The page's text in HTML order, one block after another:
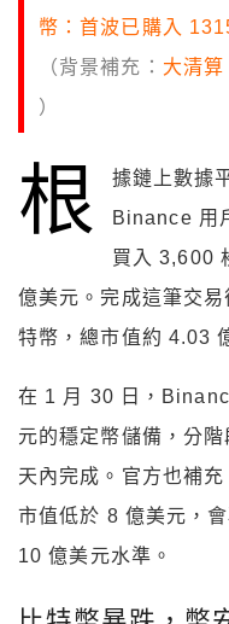
幣：首波已購入
（背景補充： 大清
）
根 據鏈上數據
Binance 用
買入 3,600
億美元。完成這筆交
特幣，總市值約 4.03
在 1 月 30 日，
元的穩定幣儲備，分
天內完成。官方也補
市值低於 8 億美元，
10 億美元水準。